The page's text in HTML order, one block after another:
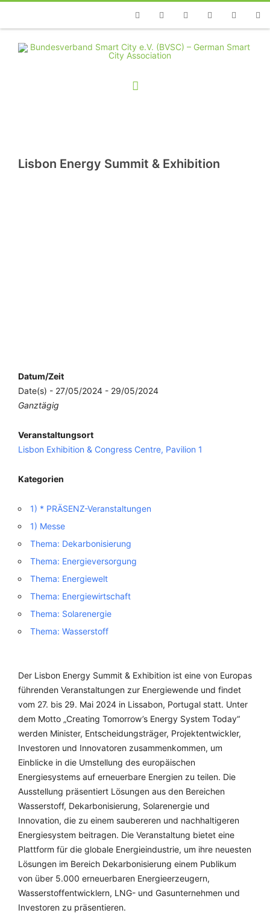
TelefonFacebookTwitterYoutubeInstagramLinkedin
Lisbon Energy Summit & Exhibition
Datum/Zeit
Date(s) - 27/05/2024 - 29/05/2024
Ganztägig
Veranstaltungsort
Lisbon Exhibition & Congress Centre, Pavilion 1
Kategorien
1) * PRÄSENZ-Veranstaltungen
1) Messe
Thema: Dekarbonisierung
Thema: Energieversorgung
Thema: Energiewelt
Thema: Energiewirtschaft
Thema: Solarenergie
Thema: Wasserstoff
Der Lisbon Energy Summit & Exhibition ist eine von Europas
führenden Veranstaltungen zur Energiewende und findet
vom 27. bis 29. Mai 2024 in Lissabon, Portugal statt. Unter
dem Motto „Creating Tomorrow’s Energy System Today“
werden Minister, Entscheidungsträger, Projektentwickler,
Investoren und Innovatoren zusammenkommen, um
Einblicke in die Umstellung des europäischen
Energiesystems auf erneuerbare Energien zu teilen. Die
Ausstellung präsentiert Lösungen aus den Bereichen
Wasserstoff, Dekarbonisierung, Solarenergie und
Innovation, die zu einem saubereren und nachhaltigeren
Energiesystem beitragen. Die Veranstaltung bietet eine
Plattform für die globale Energieindustrie, um ihre neuesten
Lösungen im Bereich Dekarbonisierung einem Publikum
von über 5.000 erneuerbaren Energieerzeugern,
Wasserstoffentwicklern, LNG- und Gasunternehmen und
Investoren zu präsentieren.